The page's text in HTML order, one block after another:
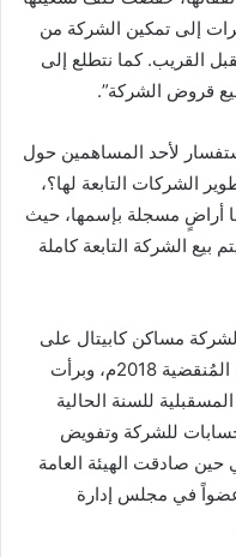
إلى تمكين الشركة من
القريب. كما نتطلع إلى
قروض الشركة”.
لأحد المساهمين حول
الشركات التابعة لها؟،
أراضٍ مسجلة بإسمها، حيث
الشركة التابعة كاملة
لشركة مساكن كابيتال على
البيانات المالية والإدارية للشركة للسنة المُنقضية 2018م، وبرأت
للسنة الحالية
حسابات للشركة وتفويض
حين صادقت الهيئة العامة
في مجلس إدارة